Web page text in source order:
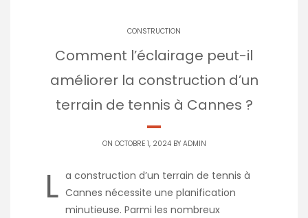
CONSTRUCTION
Comment l’éclairage peut-il
améliorer la construction d’un
terrain de tennis à Cannes ?
ON OCTOBRE 1, 2024 BY ADMIN
L a construction d’un terrain de tennis à
Cannes nécessite une planification
minutieuse. Parmi les nombreux